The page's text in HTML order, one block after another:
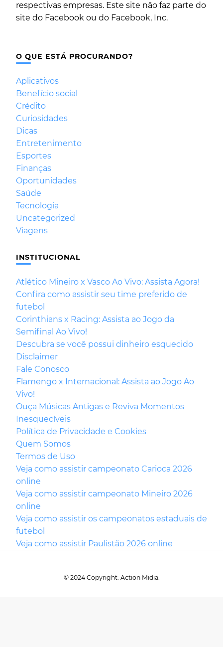
respectivas empresas. Este site não faz parte do
site do Facebook ou do Facebook, Inc.
O QUE ESTÁ PROCURANDO?
Aplicativos
Benefício social
Crédito
Curiosidades
Dicas
Entretenimento
Esportes
Finanças
Oportunidades
Saúde
Tecnologia
Uncategorized
Viagens
INSTITUCIONAL
Atlético Mineiro x Vasco Ao Vivo: Assista Agora!
Confira como assistir seu time preferido de
futebol
Corinthians x Racing: Assista ao Jogo da
Semifinal Ao Vivo!
Descubra se você possui dinheiro esquecido
Disclaimer
Fale Conosco
Flamengo x Internacional: Assista ao Jogo Ao
Vivo!
Ouça Músicas Antigas e Reviva Momentos
Inesquecíveis
Política de Privacidade e Cookies
Quem Somos
Termos de Uso
Veja como assistir campeonato Carioca 2026
online
Veja como assistir campeonato Mineiro 2026
online
Veja como assistir os campeonatos estaduais de
futebol
Veja como assistir Paulistão 2026 online
© 2024 Copyright: Action Midia.